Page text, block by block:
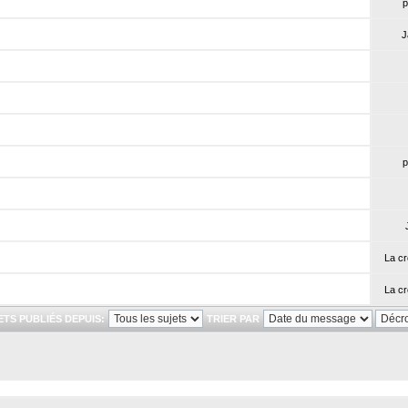
La
La
PUBLIÉS DEPUIS: TRIER PAR